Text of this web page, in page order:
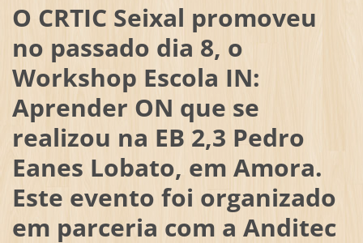
O CRTIC Seixal promoveu
no passado dia 8, o
Workshop Escola IN:
Aprender ON que se
realizou na EB 2,3 Pedro
Eanes Lobato, em Amora.
Este evento foi organizado
em parceria com a Anditec